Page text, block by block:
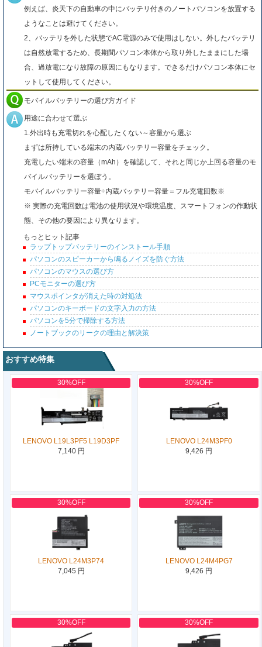
例えば、炎天下の自動車の中にバッテリ付きのノートパソコンを放置する
ようなことは避けてください。
2、バッテリを外した状態でAC電源のみで使用はしない。外したバッテリ
は自然放電するため、長期間パソコン本体から取り外したままにした場
合、過放電になり故障の原因にもなります。できるだけパソコン本体にセ
ットして使用してください。
モバイルバッテリーの選び方ガイド
用途に合わせて選ぶ
1.外出時も充電切れを心配したくない～容量から選ぶ
まずは所持している端末の内蔵バッテリー容量をチェック。
充電したい端末の容量（mAh）を確認して、それと同じか上回る容量のモ
バイルバッテリーを選ぼう。
モバイルバッテリー容量÷内蔵バッテリー容量＝フル充電回数※
※ 実際の充電回数は電池の使用状況や環境温度、スマートフォンの作動状
態、その他の要因により異なります。
もっとヒット記事
ラップトップバッテリーのインストール手順
パソコンのスピーカーから鳴るノイズを防ぐ方法
パソコンのマウスの選び方
PCモニターの選び方
マウスポインタが消えた時の対処法
パソコンのキーボードの文字入力の方法
パソコンを5分で掃除する方法
ノートブックのリークの理由と解決策
おすすめ特集
30%OFF
LENOVO L19L3PF5 L19D3PF
7,140 円
30%OFF
LENOVO L24M3PF0
9,426 円
30%OFF
LENOVO L24M3P74
7,045 円
30%OFF
LENOVO L24M4PG7
9,426 円
30%OFF 30%OFF